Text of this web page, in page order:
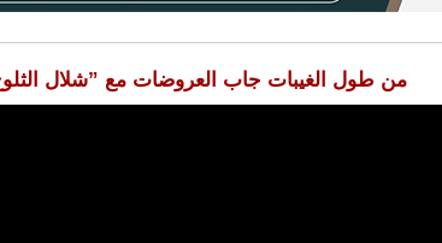
من طول الغيبات جاب العروضات مع ”شلال